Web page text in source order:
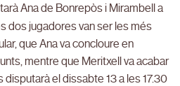
Ana de Bonrepòs i Mirambell a
dos jugadores van ser les més
que Ana va concloure en
mentre que Meritxell va acabar
el dissabte 13 a les 17.30